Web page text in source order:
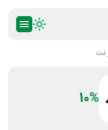
نت
10%